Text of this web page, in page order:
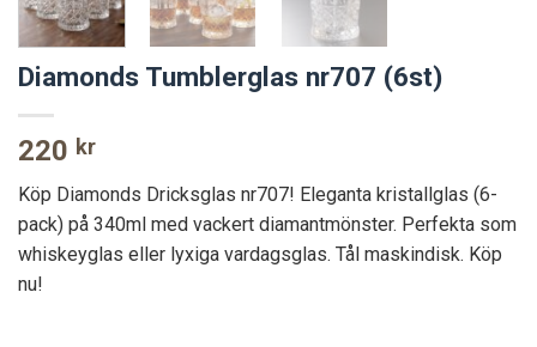
Diamonds Tumblerglas nr707 (6st)
220 kr
Köp Diamonds Dricksglas nr707! Eleganta kristallglas (6-
pack) på 340ml med vackert diamantmönster. Perfekta som
whiskeyglas eller lyxiga vardagsglas. Tål maskindisk. Köp
nu!